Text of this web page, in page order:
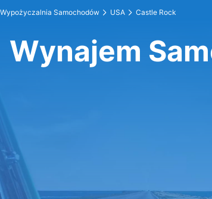
Wypożyczalnia Samochodów USA Castle Rock
Wynajem